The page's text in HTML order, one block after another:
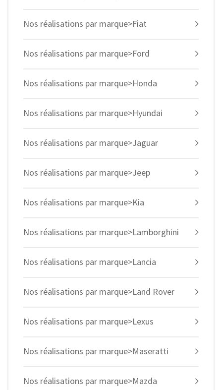
Nos réalisations par marque>Fiat
Nos réalisations par marque>Ford
Nos réalisations par marque>Honda
Nos réalisations par marque>Hyundai
Nos réalisations par marque>Jaguar
Nos réalisations par marque>Jeep
Nos réalisations par marque>Kia
Nos réalisations par marque>Lamborghini
Nos réalisations par marque>Lancia
Nos réalisations par marque>Land Rover
Nos réalisations par marque>Lexus
Nos réalisations par marque>Maseratti
Nos réalisations par marque>Mazda